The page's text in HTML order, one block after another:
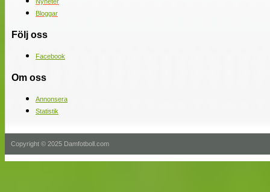
Bloggar
Följ oss
Facebook
Om oss
Annonsera
Statistik
Copyright © 2025 Damfotboll.com